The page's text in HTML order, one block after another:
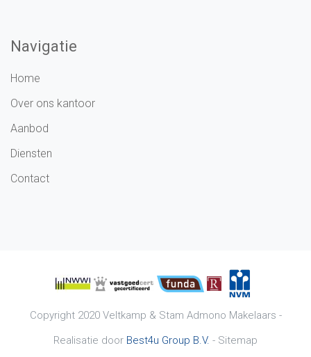
Navigatie
Home
Over ons kantoor
Aanbod
Diensten
Contact
Copyright 2020 Veltkamp & Stam Admono Makelaars -
Realisatie door Best4u Group B.V. - Sitemap